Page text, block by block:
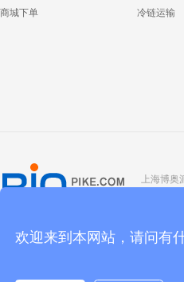
商城下单
冷链运输
上海博
欢迎来到本网站，请问有